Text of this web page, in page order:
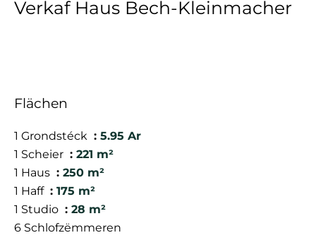
Verkaf Haus Bech-Kleinmacher
Flächen
1 Grondstéck
5.95 Ar
1 Scheier
221 m²
1 Haus
250 m²
1 Haff
175 m²
1 Studio
28 m²
6 Schlofzëmmeren